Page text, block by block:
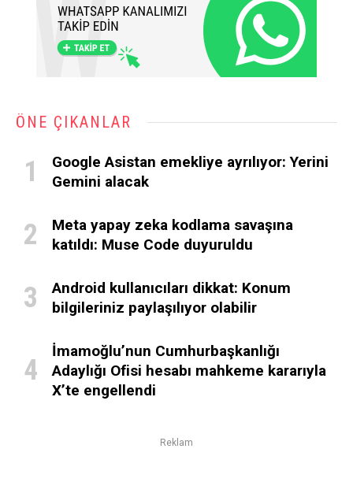
ÖNE ÇIKANLAR
Google Asistan emekliye ayrılıyor: Yerini
Gemini alacak
Meta yapay zeka kodlama savaşına
katıldı: Muse Code duyuruldu
Android kullanıcıları dikkat: Konum
bilgileriniz paylaşılıyor olabilir
İmamoğlu’nun Cumhurbaşkanlığı
Adaylığı Ofisi hesabı mahkeme kararıyla
X’te engellendi
Reklam